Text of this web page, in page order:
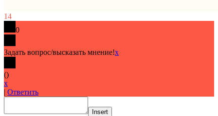
14
0
Задать вопрос/высказать мнение!x
()
x
| Ответить
Insert